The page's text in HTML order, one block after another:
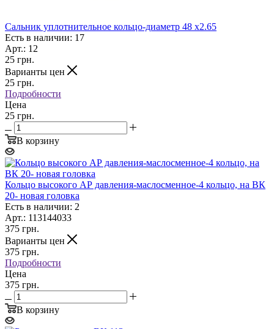
Сальник уплотнительное кольцо-диаметр 48 х2.65
Есть в наличии: 17
Арт.: 12
25 грн.
Варианты цен
25 грн.
Подробности
Цена
25 грн.
В корзину
Кольцо высокого АР давления-маслосменное-4 кольцо, на ВК
20- новая головка
Есть в наличии: 2
Арт.: 113144033
375 грн.
Варианты цен
375 грн.
Подробности
Цена
375 грн.
В корзину